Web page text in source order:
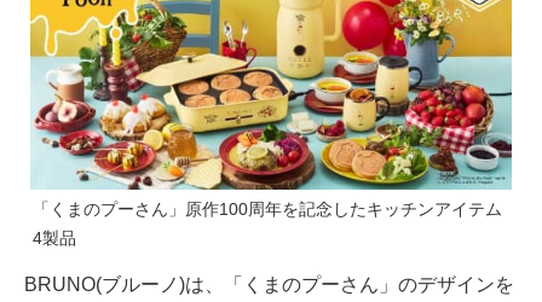
「くまのプーさん」原作100周年を記念したキッチンアイテム
4製品
BRUNO(ブルーノ)は、「くまのプーさん」のデザインを